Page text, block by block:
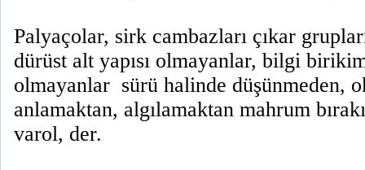
Palyaçolar, sirk cambazları çıkar
dürüst alt yapısı olmayanlar, bilgi
olmayanlar sürü halinde düşünmeden,
anlamaktan, algılamaktan mahrum
varol, der.